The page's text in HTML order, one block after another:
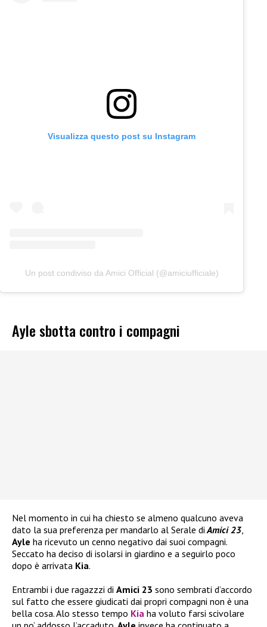
Visualizza questo post su Instagram
Un post condiviso da Amici Official (@amiciufficiale)
Ayle sbotta contro i compagni
Nel momento in cui ha chiesto se almeno qualcuno aveva
dato la sua preferenza per mandarlo al Serale diAmici 23,
Ayle ha ricevuto un cenno negativo dai suoi compagni.
Seccato ha deciso di isolarsi in giardino e a seguirlo poco
dopo è arrivata Kia.
Entrambi i due ragazzzi di Amici 23 sono sembrati d’accordo
sul fatto che essere giudicati dai propri compagni non è una
bella cosa. Alo stesso tempo Kia ha voluto farsi scivolare